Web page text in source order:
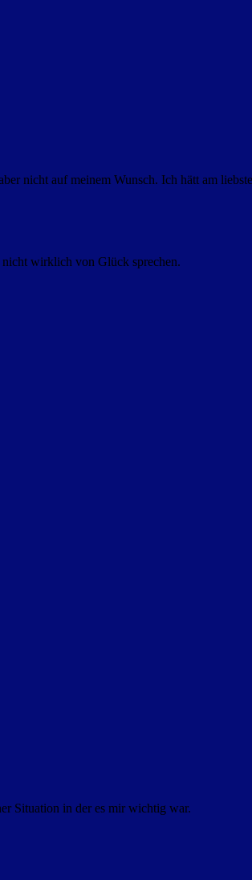
nicht auf meinem Wunsch. Ich hätt am
wirklich von Glück sprechen.
Situation in der es mir wichtig war.